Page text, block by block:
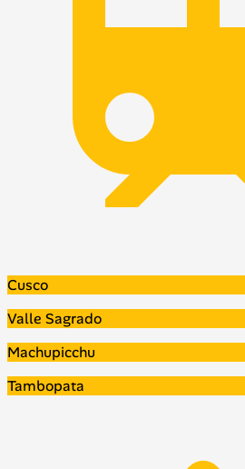
Cusco
Valle Sagrado
Machupicchu
Tambopata